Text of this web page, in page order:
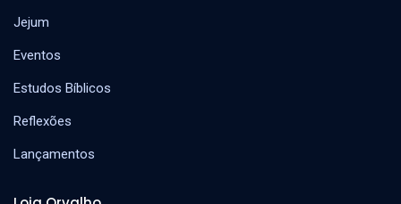
Jejum
Eventos
Estudos Bíblicos
Reflexões
Lançamentos